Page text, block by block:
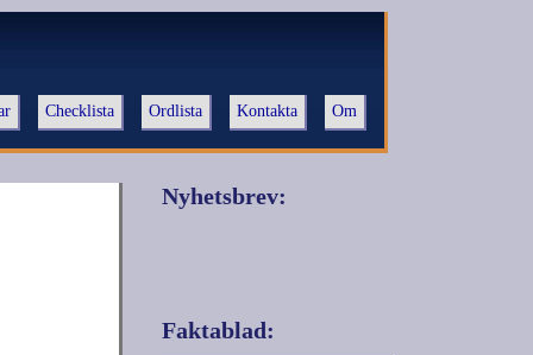
Checklista Ordlista Kontakta Om
Nyhetsbrev:
Faktablad: